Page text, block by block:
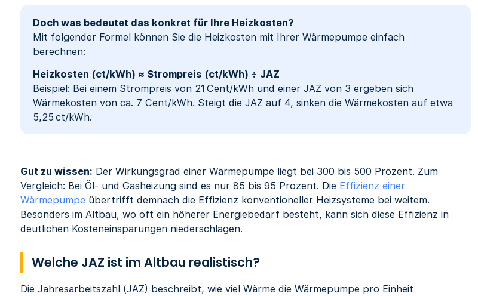
Doch was bedeutet das konkret für Ihre Heizkosten?
Mit folgender Formel können Sie die Heizkosten mit Ihrer Wärmepumpe einfach
berechnen:
Heizkosten (ct/kWh) ≈ Strompreis (ct/kWh) ÷ JAZ
Beispiel: Bei einem Strompreis von 21 Cent/kWh und einer JAZ von 3 ergeben sich
Wärmekosten von ca. 7 Cent/kWh. Steigt die JAZ auf 4, sinken die Wärmekosten auf etwa
5,25 ct/kWh.
Gut zu wissen: Der Wirkungsgrad einer Wärmepumpe liegt bei 300 bis 500 Prozent. Zum
Vergleich: Bei Öl- und Gasheizung sind es nur 85 bis 95 Prozent. Die Effizienz einer
Wärmepumpe übertrifft demnach die Effizienz konventioneller Heizsysteme bei weitem.
Besonders im Altbau, wo oft ein höherer Energiebedarf besteht, kann sich diese Effizienz in
deutlichen Kosteneinsparungen niederschlagen.
Welche JAZ ist im Altbau realistisch?
Die Jahresarbeitszahl (JAZ) beschreibt, wie viel Wärme die Wärmepumpe pro Einheit